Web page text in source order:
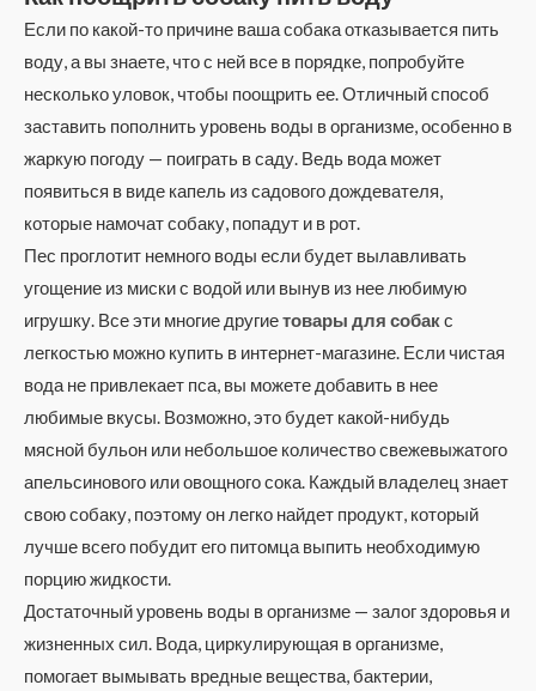
Если по какой-то причине ваша собака отказывается пить
воду, а вы знаете, что с ней все в порядке, попробуйте
несколько уловок, чтобы поощрить ее. Отличный способ
заставить пополнить уровень воды в организме, особенно в
жаркую погоду — поиграть в саду. Ведь вода может
появиться в виде капель из садового дождевателя,
которые намочат собаку, попадут и в рот.
Пес проглотит немного воды если будет вылавливать
угощение из миски с водой или вынув из нее любимую
игрушку. Все эти многие другиетовары для собакс
легкостью можно купить в интернет-магазине. Если чистая
вода не привлекает пса, вы можете добавить в нее
любимые вкусы. Возможно, это будет какой-нибудь
мясной бульон или небольшое количество свежевыжатого
апельсинового или овощного сока. Каждый владелец знает
свою собаку, поэтому он легко найдет продукт, который
лучше всего побудит его питомца выпить необходимую
порцию жидкости.
Достаточный уровень воды в организме — залог здоровья и
жизненных сил. Вода, циркулирующая в организме,
помогает вымывать вредные вещества, бактерии,